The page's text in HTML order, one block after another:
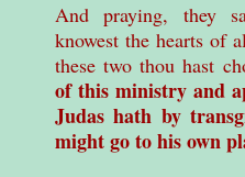
And praying, they
knowest the hearts of
these two thou hast
of this ministry and
Judas hath by
might go to his own